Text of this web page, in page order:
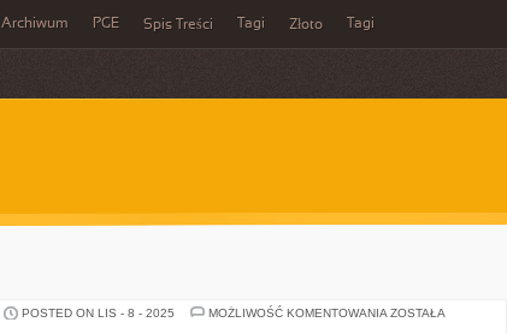
Archiwum PGE Spis Treści Tagi Złoto Tagi
POSTED ON LIS - 8 - 2025 MOŻLIWOŚĆ KOMENTOWANIA RADY
ZOSTAŁA